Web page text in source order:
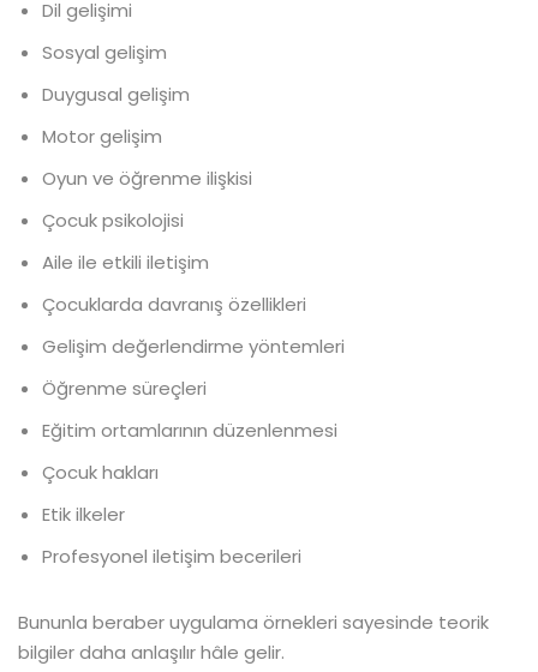
Dil gelişimi
Sosyal gelişim
Duygusal gelişim
Motor gelişim
Oyun ve öğrenme ilişkisi
Çocuk psikolojisi
Aile ile etkili iletişim
Çocuklarda davranış özellikleri
Gelişim değerlendirme yöntemleri
Öğrenme süreçleri
Eğitim ortamlarının düzenlenmesi
Çocuk hakları
Etik ilkeler
Profesyonel iletişim becerileri
Bununla beraber uygulama örnekleri sayesinde teorik
bilgiler daha anlaşılır hâle gelir.